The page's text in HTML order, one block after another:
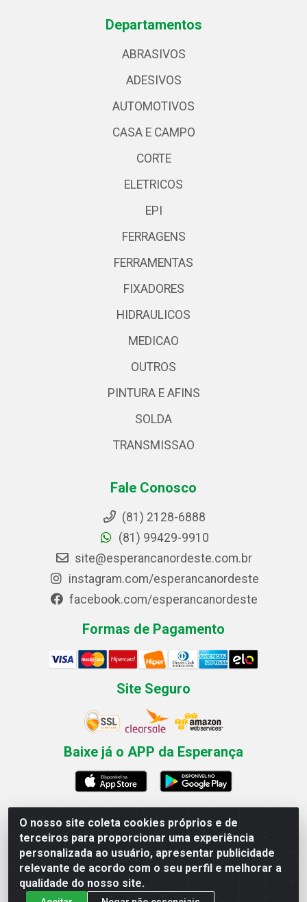
O nosso site coleta cookies próprios e de
terceiros para proporcionar uma experiência
personalizada ao usuário, apresentar publicidade
relevante de acordo com o seu perfil e melhorar a
qualidade do nosso site.
Departamentos
ABRASIVOS
ADESIVOS
AUTOMOTIVOS
CASA E CAMPO
CORTE
ELETRICOS
EPI
FERRAGENS
FERRAMENTAS
FIXADORES
HIDRAULICOS
MEDICAO
OUTROS
PINTURA E AFINS
SOLDA
TRANSMISSAO
Fale Conosco
(81) 2128-6888
(81) 99429-9910
site@esperancanordeste.com.br
instagram.com/esperancanordeste
facebook.com/esperancanordeste
Formas de Pagamento
Site Seguro
Baixe já o APP da Esperança
Esperança Nordeste - Rua Professor Caldas Filho, 291 -
Estância - Recife / PE CEP: 50771-335 - CNPJ
03.666.136/0001-23